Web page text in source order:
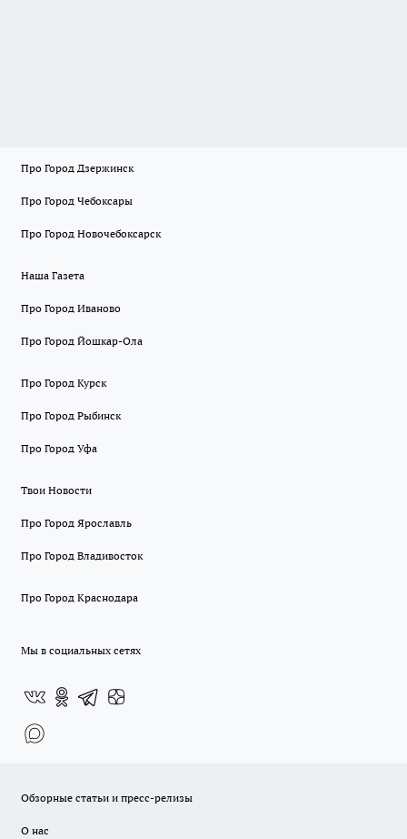
Про Город Дзержинск
Про Город Чебоксары
Про Город Новочебоксарск
Наша Газета
Про Город Иваново
Про Город Йошкар-Ола
Про Город Курск
Про Город Рыбинск
Про Город Уфа
Твои Новости
Про Город Ярославль
Про Город Владивосток
Про Город Краснодара
Мы в социальных сетях
Обзорные статьи и пресс-релизы
О нас